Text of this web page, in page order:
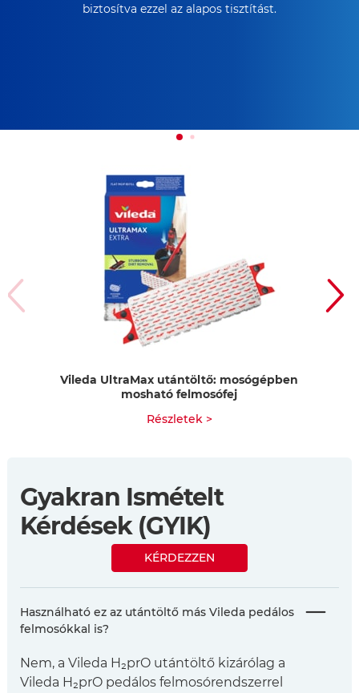
biztosítva ezzel az alapos tisztítást.
Vileda UltraMax utántöltő: mosógépben
mosható felmosófej
Részletek >
Gyakran Ismételt
Kérdések (GYIK)
KÉRDEZZEN
Használható ez az utántöltő más Vileda pedálos
felmosókkal is?
Nem, a Vileda H₂prO utántöltő kizárólag a
Vileda H₂prO pedálos felmosórendszerrel